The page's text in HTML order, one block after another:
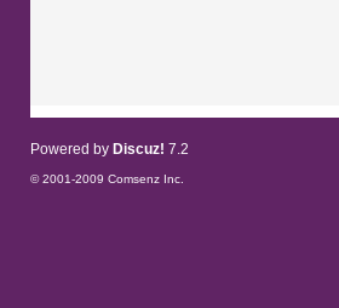
Powered by Discuz! 7.2
© 2001-2009 Comsenz Inc.